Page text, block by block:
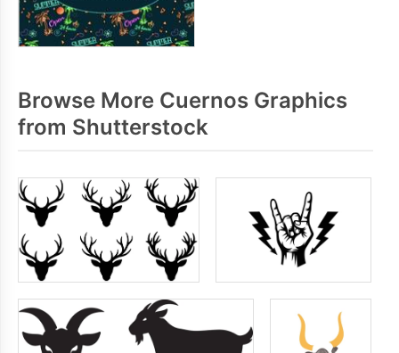
Browse More Cuernos Graphics
from Shutterstock